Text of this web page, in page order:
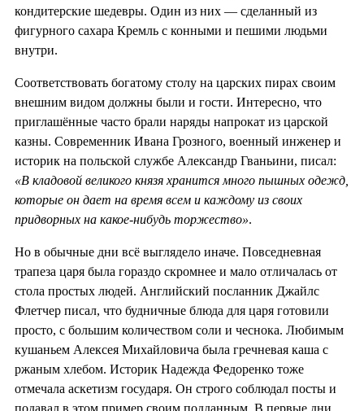
кондитерские шедевры. Один из них — сделанный из
фигурного сахара Кремль с конными и пешими людьми
внутри.
Соответствовать богатому столу на царских пирах своим
внешним видом должны были и гости. Интересно, что
приглашённые часто брали наряды напрокат из царской
казны. Современник Ивана Грозного, военный инженер и
историк на польской службе Александр Гваньини, писал:
«В кладовой великого князя хранится много пышных одежд,
которые он дает на время всем и каждому из своих
придворных на какое-нибудь торжество».
Но в обычные дни всё выглядело иначе. Повседневная
трапеза царя была гораздо скромнее и мало отличалась от
стола простых людей. Английский посланник Джайлс
Флетчер писал, что будничные блюда для царя готовили
просто, с большим количеством соли и чеснока. Любимым
кушаньем Алексея Михайловича была гречневая каша с
ржаным хлебом. Историк Надежда Федоренко тоже
отмечала аскетизм государя. Он строго соблюдал посты и